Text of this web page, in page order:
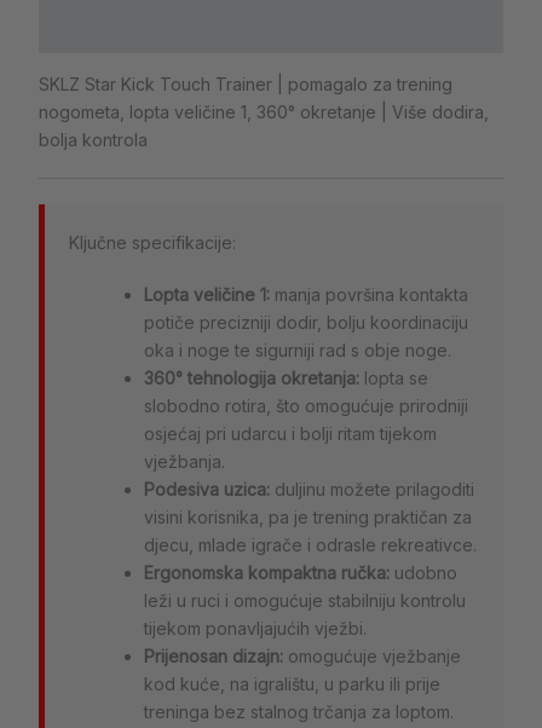
SKLZ Star Kick Touch Trainer | pomagalo za trening
nogometa, lopta veličine 1, 360° okretanje | Više dodira,
bolja kontrola
Ključne specifikacije:
Lopta veličine 1: manja površina kontakta
potiče precizniji dodir, bolju koordinaciju
oka i noge te sigurniji rad s obje noge.
360° tehnologija okretanja: lopta se
slobodno rotira, što omogućuje prirodniji
osjećaj pri udarcu i bolji ritam tijekom
vježbanja.
Podesiva uzica: duljinu možete prilagoditi
visini korisnika, pa je trening praktičan za
djecu, mlade igrače i odrasle rekreativce.
Ergonomska kompaktna ručka: udobno
leži u ruci i omogućuje stabilniju kontrolu
tijekom ponavljajućih vježbi.
Prijenosan dizajn: omogućuje vježbanje
kod kuće, na igralištu, u parku ili prije
treninga bez stalnog trčanja za loptom.